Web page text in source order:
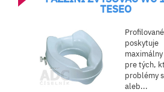
TESEO
poskytuje
pre tých,
problémy
aleb...